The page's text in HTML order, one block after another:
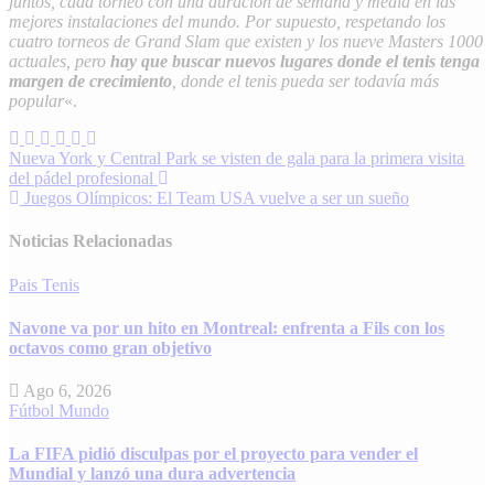
mejores instalaciones del mundo. Por supuesto, respetando los
cuatro torneos de Grand Slam que existen y los nueve Masters 1000
actuales, pero hay que buscar nuevos lugares donde el tenis tenga
margen de crecimiento , donde el tenis pueda ser todavía más
popular«.
Navegación
de
Nueva York y Central Park se visten de gala para la primera visita
del pádel profesional
Juegos Olímpicos: El Team USA vuelve a ser un sueño
Noticias Relacionadas
Pais Tenis
Navone va por un hito en Montreal: enfrenta a Fils con los
octavos como gran objetivo
Ago 6, 2026
Fútbol Mundo
La FIFA pidió disculpas por el proyecto para vender el
Mundial y lanzó una dura advertencia